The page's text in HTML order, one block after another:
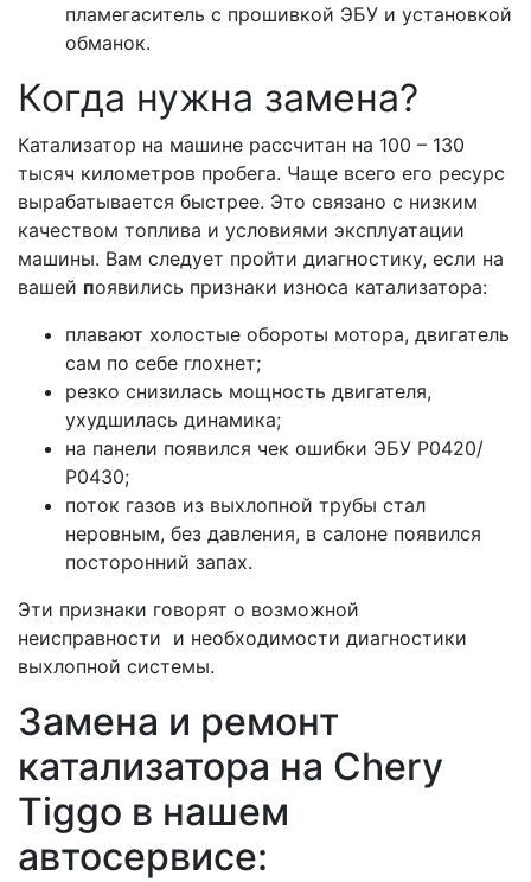
пламегаситель с прошивкой ЭБУ и установкой
обманок.
Когда нужна замена?
Катализатор на машине рассчитан на 100 – 130
тысяч километров пробега. Чаще всего его ресурс
вырабатывается быстрее. Это связано с низким
качеством топлива и условиями эксплуатации
машины. Вам следует пройти диагностику, если на
вашей появились признаки износа катализатора:
плавают холостые обороты мотора, двигатель
сам по себе глохнет;
резко снизилась мощность двигателя,
ухудшилась динамика;
на панели появился чек ошибки ЭБУ Р0420/
Р0430;
поток газов из выхлопной трубы стал
неровным, без давления, в салоне появился
посторонний запах.
Эти признаки говорят о возможной
неисправности и необходимости диагностики
выхлопной системы.
Замена и ремонт
катализатора на Сhery
Tiggo в нашем
автосервисе: